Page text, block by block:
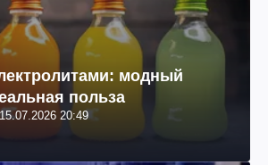
модный
польза
15.07.2026 20:49